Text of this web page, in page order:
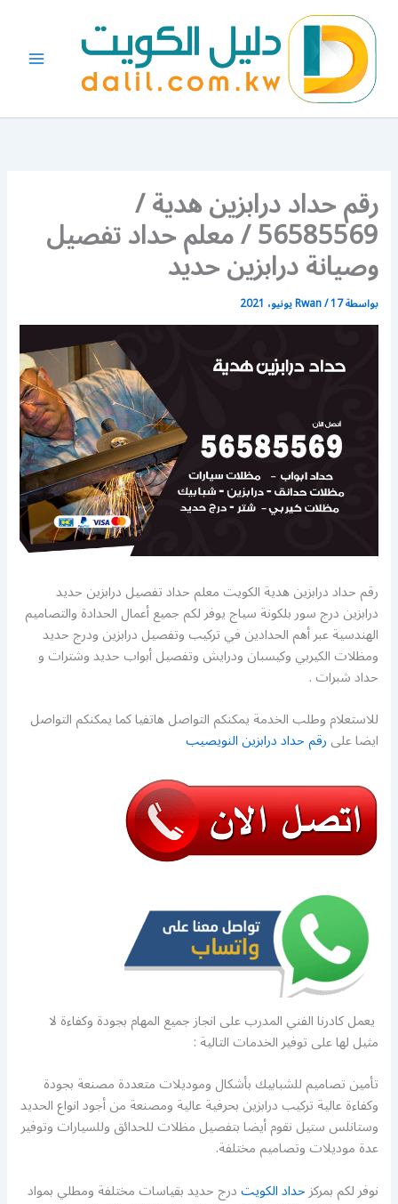
المحتوى
رقم حداد درابزين هدية /
56585569 / معلم حداد تفصيل
وصيانة درابزين حديد
بواسطة Rwan/17 يونيو، 2021
رقم حداد درابزين هدية الكويت معلم حداد تفصيل درابزين حديد
درابزين درج سور بلكونة سياج يوفر لكم جميع أعمال الحدادة والتصاميم
الهندسية عبر أهم الحدادين في تركيب وتفصيل درابزين ودرج حديد
ومظلات الكيربي وكيسبان ودرايش وتفصيل أبواب حديد وشترات و
حداد شبرات .
للاستعلام وطلب الخدمة يمكنكم التواصل هاتفيا كما يمكنكم التواصل
ايضا علىرقم حداد درابزين النويصيب
يعمل كادرنا الفني المدرب على انجاز جميع المهام بجودة وكفاءة لا
مثيل لها على توفير الخدمات التالية :
تأمين تصاميم للشبابيك بأشكال وموديلات متعددة مصنعة بجودة
وكفاءة عالية تركيب درابزين بحرفية عالية ومصنعة من أجود انواع الحديد
وستانلس ستيل نقوم أيضا بتفصيل مظلات للحدائق وللسيارات وتوفير
عدة موديلات وتصاميم مختلفة.
نوفر لكم بمركزحداد الكويتدرج حديد بقياسات مختلفة ومطلي بمواد